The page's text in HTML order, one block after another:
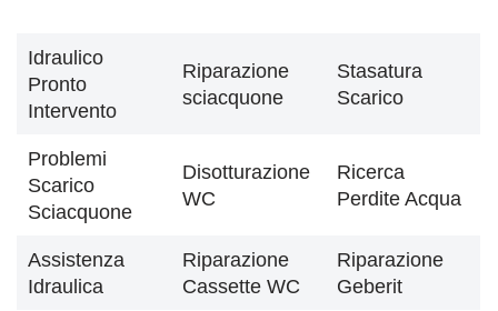
Idraulico
Pronto
Intervento
Riparazione
sciacquone
Stasatura
Scarico
Problemi
Scarico
Sciacquone
Disotturazione
WC
Ricerca
Perdite Acqua
Assistenza
Idraulica
Riparazione
Cassette WC
Riparazione
Geberit